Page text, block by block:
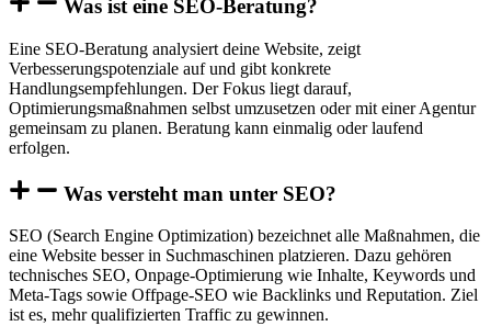
Was ist eine SEO-Beratung?
Eine SEO-Beratung analysiert deine Website, zeigt
Verbesserungspotenziale auf und gibt konkrete
Handlungsempfehlungen. Der Fokus liegt darauf,
Optimierungsmaßnahmen selbst umzusetzen oder mit einer Agentur
gemeinsam zu planen. Beratung kann einmalig oder laufend
erfolgen.
Was versteht man unter SEO?
SEO (Search Engine Optimization) bezeichnet alle Maßnahmen, die
eine Website besser in Suchmaschinen platzieren. Dazu gehören
technisches SEO, Onpage-Optimierung wie Inhalte, Keywords und
Meta-Tags sowie Offpage-SEO wie Backlinks und Reputation. Ziel
ist es, mehr qualifizierten Traffic zu gewinnen.